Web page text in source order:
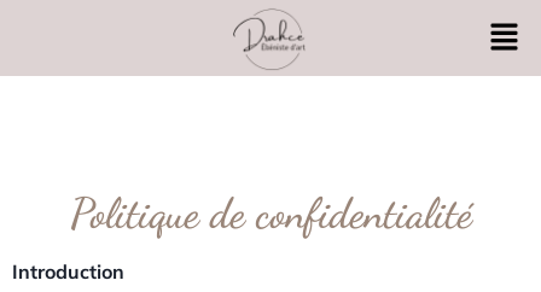
Politique de confidentialité
Introduction